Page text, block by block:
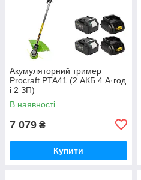
Акумуляторний тример
Procraft PTA41 (2 АКБ 4 А·год
і 2 ЗП)
В наявності
7 079 ₴
Купити